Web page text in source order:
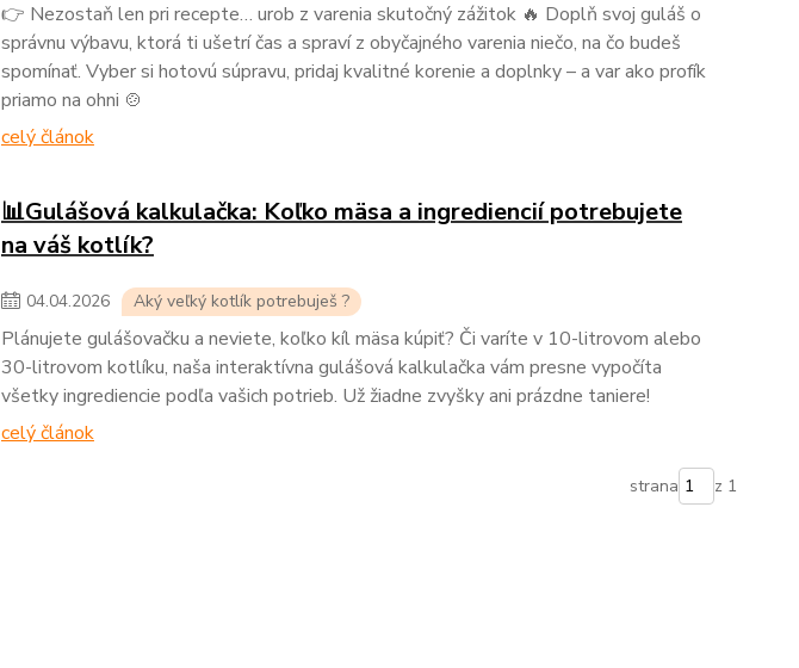
👉 Nezostaň len pri recepte… urob z varenia skutočný zážitok 🔥 Doplň svoj guláš o
správnu výbavu, ktorá ti ušetrí čas a spraví z obyčajného varenia niečo, na čo budeš
spomínať. Vyber si hotovú súpravu, pridaj kvalitné korenie a doplnky – a var ako profík
priamo na ohni 🍲
celý článok
📊Gulášová kalkulačka: Koľko mäsa a ingrediencií potrebujete
na váš kotlík?
04.04.2026 Aký veľký kotlík potrebuješ ?
Plánujete gulášovačku a neviete, koľko kíl mäsa kúpiť? Či varíte v 10-litrovom alebo
30-litrovom kotlíku, naša interaktívna gulášová kalkulačka vám presne vypočíta
všetky ingrediencie podľa vašich potrieb. Už žiadne zvyšky ani prázdne taniere!
celý článok
strana z 1